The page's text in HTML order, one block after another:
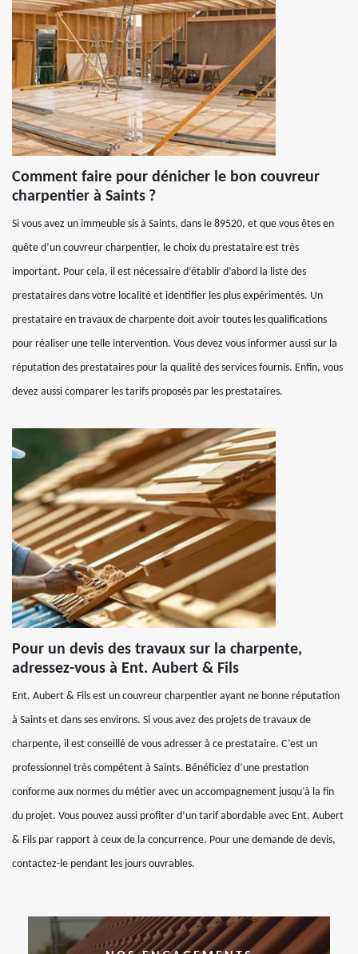
Comment faire pour dénicher le bon couvreur
charpentier à Saints ?
Si vous avez un immeuble sis à Saints, dans le 89520, et que vous êtes en
quête d’un couvreur charpentier, le choix du prestataire est très
important. Pour cela, il est nécessaire d’établir d’abord la liste des
prestataires dans votre localité et identifier les plus expérimentés. Un
prestataire en travaux de charpente doit avoir toutes les qualifications
pour réaliser une telle intervention. Vous devez vous informer aussi sur la
réputation des prestataires pour la qualité des services fournis. Enfin, vous
devez aussi comparer les tarifs proposés par les prestataires.
Pour un devis des travaux sur la charpente,
adressez-vous à Ent. Aubert & Fils
Ent. Aubert & Fils est un couvreur charpentier ayant ne bonne réputation
à Saints et dans ses environs. Si vous avez des projets de travaux de
charpente, il est conseillé de vous adresser à ce prestataire. C’est un
professionnel très compétent à Saints. Bénéficiez d’une prestation
conforme aux normes du métier avec un accompagnement jusqu’à la fin
du projet. Vous pouvez aussi profiter d’un tarif abordable avec Ent. Aubert
& Fils par rapport à ceux de la concurrence. Pour une demande de devis,
contactez-le pendant les jours ouvrables.